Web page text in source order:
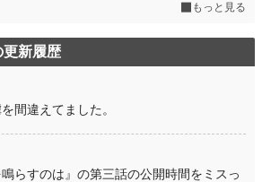
もっと見る
更新履歴
間違えてました。
鳴らすのは』の第三話の公開時間をミスっ